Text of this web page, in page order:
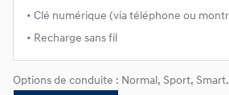
• Clé numérique (via téléphone ou
• Recharge sans fil
Options de conduite : Normal, Sport, Smart.